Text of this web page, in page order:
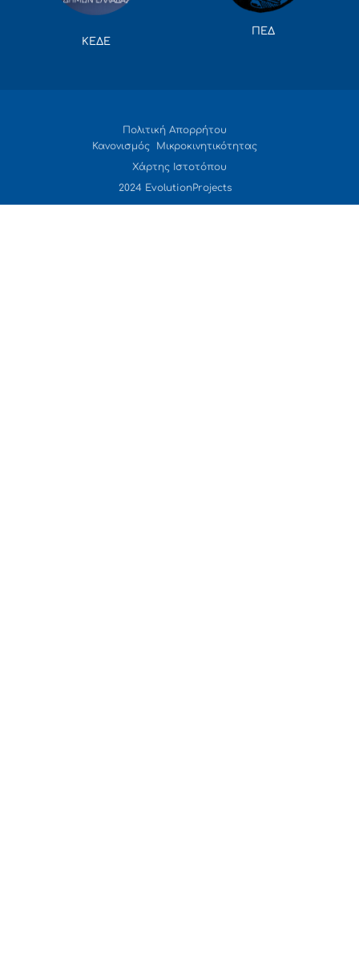
ΚΕΔΕ
ΠΕΔ
Πολιτική Απορρήτου
Κανονισμός Μικροκινητικότητας
Χάρτης Ιστοτόπου
2024 EvolutionProjects